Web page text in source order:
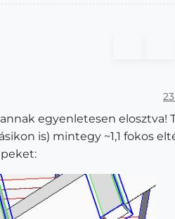
egyenletesen elosztva!
is) mintegy ~1,1 fokos